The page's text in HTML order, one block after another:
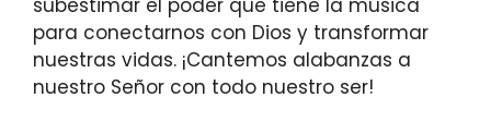
para conectarnos con Dios y transformar
nuestras vidas. ¡Cantemos alabanzas a
nuestro Señor con todo nuestro ser!